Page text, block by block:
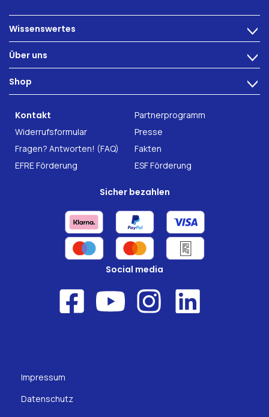
Wissenswertes >
Ernährung
Darmgesundheit
Über uns >
Technologie
Karriere
Forschung
Shop >
INTEST.pro
Nahrungsergänzung
Kontakt
Partnerprogramm
Widerrufsformular
Presse
Fragen? Antworten! (FAQ)
Fakten
EFRE Förderung
ESF Förderung
Sicher bezahlen
Social media
Impressum
Datenschutz